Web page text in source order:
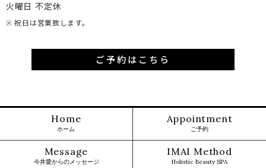
火曜日 不定休
※ 祝日は営業致します。
ご予約はこちら
Home
ホーム
Appointment
ご予約
Message
今井愛からのメッセージ
IMAI Method
Holistic Beauty SPA